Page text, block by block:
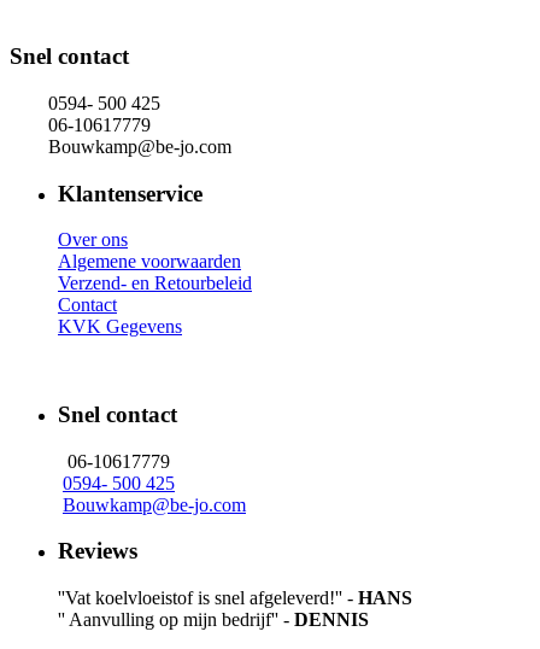
Snel contact
0594- 500 425
06-10617779
Bouwkamp@be-jo.com
Klantenservice
Over ons
Algemene voorwaarden
Verzend- en Retourbeleid
Contact
KVK Gegevens
Snel contact
06-10617779
0594- 500 425
Bouwkamp@be-jo.com
Reviews
''Vat koelvloeistof is snel afgeleverd!'' - HANS
'' Aanvulling op mijn bedrijf'' - DENNIS